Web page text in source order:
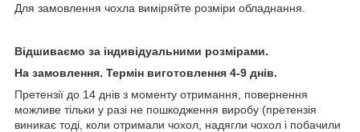
Для замовлення чохла виміряйте розміри обладнання.
Відшиваємо за індивідуальними розмірами.
На замовлення. Термін виготовлення 4-9 днів.
Претензії до 14 днів з моменту отримання, повернення
можливе тільки у разі не пошкодження виробу (претензія
виникає тоді, коли отримали чохол, надягли чохол і побачили